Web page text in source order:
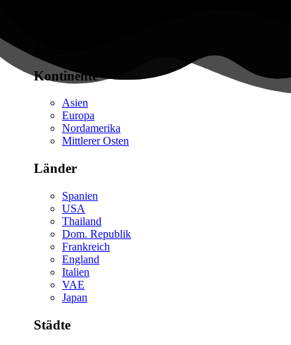
Kontinente
Asien
Europa
Nordamerika
Mittlerer Osten
Länder
Spanien
USA
Thailand
Dom. Republik
Frankreich
England
Italien
VAE
Japan
Städte